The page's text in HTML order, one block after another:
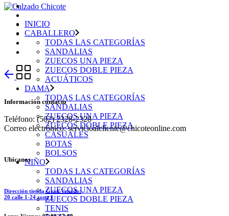
INICIO
CABALLERO
TODAS LAS CATEGORÍAS
SANDALIAS
ZUECOS UNA PIEZA
ZUECOS DOBLE PIEZA
ACUÁTICOS
DAMA
TODAS LAS CATEGORÍAS
SANDALIAS
ZUECOS UNA PIEZA
ZUECOS DOBLE PIEZA
CASUALES
BOTAS
BOLSOS
NIÑO
TODAS LAS CATEGORÍAS
SANDALIAS
ZUECOS UNA PIEZA
ZUECOS DOBLE PIEZA
TENIS
Información contacto
Teléfono: (502) 2328-2328
Correo electrónico: servicioalcliente@chicoteonline.com
Ubícanos
Dirección tienda Gran Venado:
20 calle 1-24 zona 1